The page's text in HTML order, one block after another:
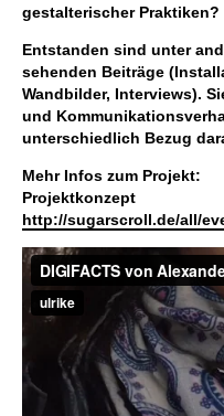
gestalterischer Praktiken?
Entstanden sind unter
sehenden Beiträge
Wandbilder, Interviews).
und
unterschiedlich Bezug
Mehr Infos zum Projekt:
Projektkonzept
http://sugarscroll.de/all/